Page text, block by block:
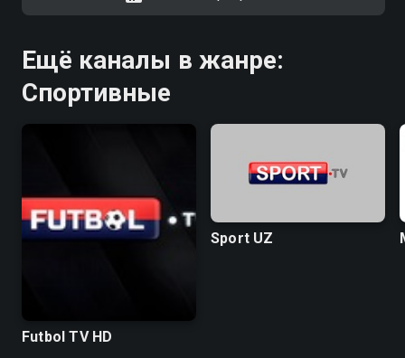
Ещё каналы в жанре:
Спортивные
Futbol TV HD
Sport UZ